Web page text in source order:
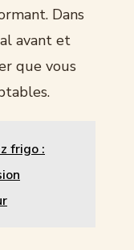
Dans
avant et
que vous
frigo :